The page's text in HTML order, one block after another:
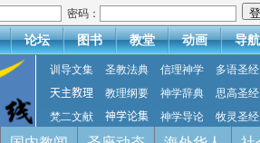
密码：
论坛 图书 教堂 动画 导航
训导文集 圣教法典 信理神学
多语圣经
天主教理
教理纲要 神学辞典
思高圣经
梵二文献
神学论集 神学导论 牧灵圣经